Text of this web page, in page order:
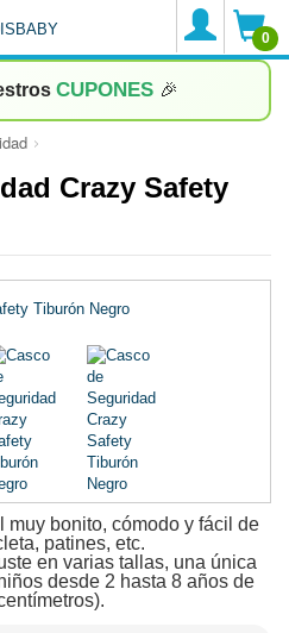
0
CUPONES 🎉
Crazy Safety
bonito, cómodo y fácil de
patines, etc.
en varias tallas, una única
desde 2 hasta 8 años de